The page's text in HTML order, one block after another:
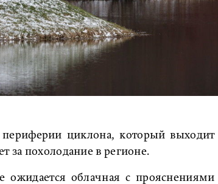
циклона, который выходит
за похолодание в регионе.
ожидается облачная с прояснениями